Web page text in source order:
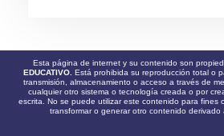
Esta página de internet y su contenido son
EDUCATIVO. Está prohibida su reproducción total o
transmisión, almacenamiento o acceso a través de
cualquier otro sistema o tecnología creada o por
escrita. No se puede utilizar este contenido para fines
transformar o generar otro contenido derivado